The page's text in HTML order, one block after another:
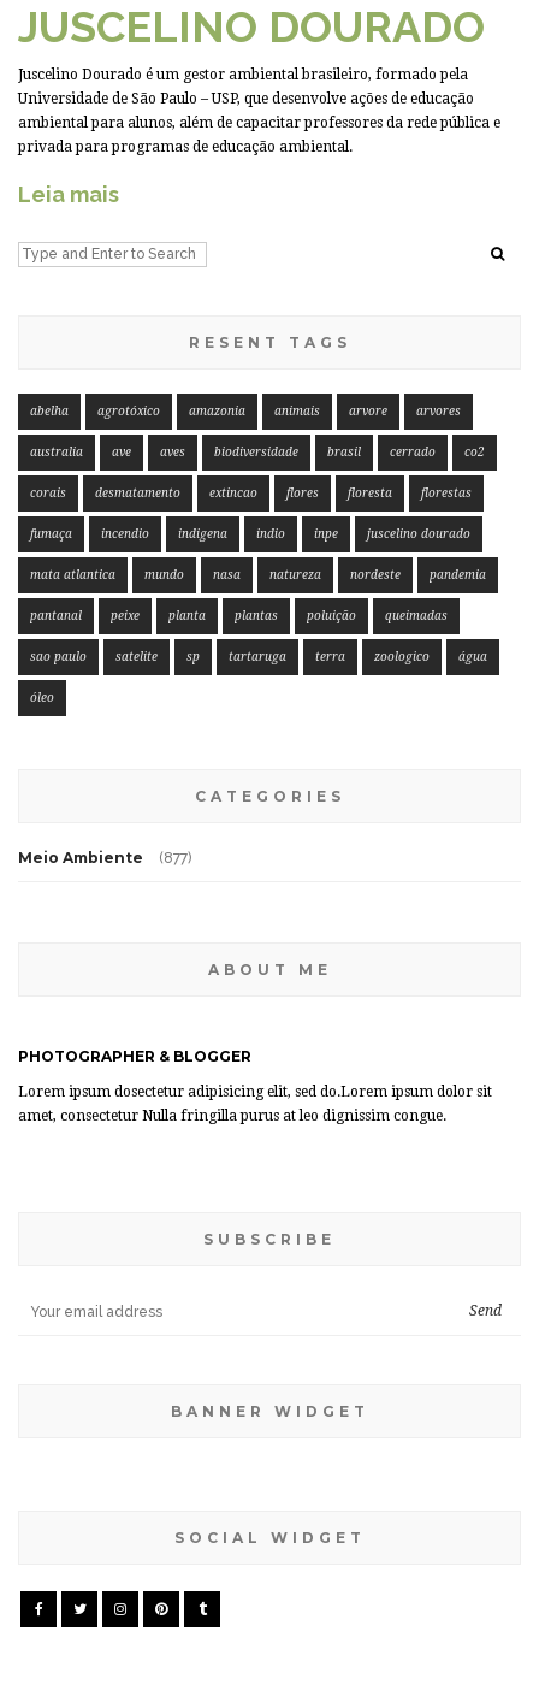
JUSCELINO DOURADO
Juscelino Dourado é um gestor ambiental brasileiro, formado pela
Universidade de São Paulo – USP, que desenvolve ações de educação
ambiental para alunos, além de capacitar professores da rede pública e
privada para programas de educação ambiental.
Leia mais
RESENT TAGS
abelha agrotóxico amazonia animais arvore arvores
australia ave aves biodiversidade brasil cerrado co2
corais desmatamento extincao flores floresta florestas
fumaça incendio indigena indio inpe juscelino dourado
mata atlantica mundo nasa natureza nordeste pandemia
pantanal peixe planta plantas poluição queimadas
sao paulo satelite sp tartaruga terra zoologico água
óleo
CATEGORIES
Meio Ambiente (877)
ABOUT ME
PHOTOGRAPHER & BLOGGER
Lorem ipsum dosectetur adipisicing elit, sed do.Lorem ipsum dolor sit
amet, consectetur Nulla fringilla purus at leo dignissim congue.
SUBSCRIBE
BANNER WIDGET
SOCIAL WIDGET